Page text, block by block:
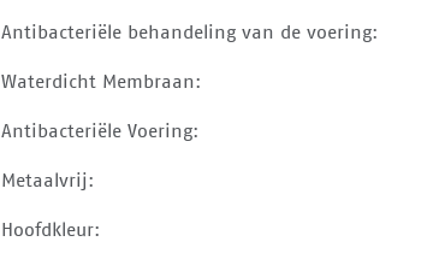
Antibacteriële behandeling van de voering:
Waterdicht Membraan:
Antibacteriële Voering:
Metaalvrij:
Hoofdkleur: